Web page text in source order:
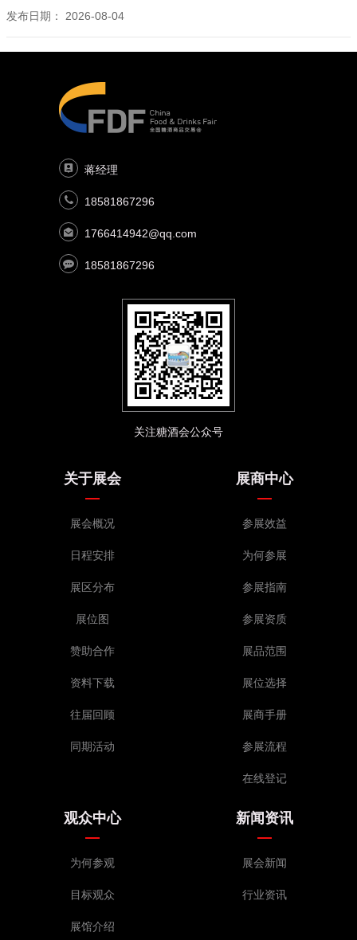
发布日期： 2026-08-04
蒋经理
18581867296
1766414942@qq.com
18581867296
关注糖酒会公众号
关于展会
展会概况
日程安排
展区分布
展位图
赞助合作
资料下载
往届回顾
同期活动
展商中心
参展效益
为何参展
参展指南
参展资质
展品范围
展位选择
展商手册
参展流程
在线登记
观众中心
为何参观
目标观众
展馆介绍
新闻资讯
展会新闻
行业资讯